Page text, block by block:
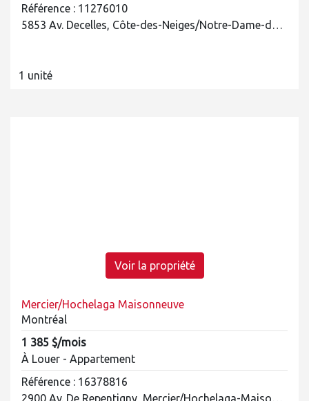
Référence : 11276010
5853 Av. Decelles, Côte-des-Neiges/Notre-Dame-de-Grâce
1 unité
Voir la propriété
Mercier/Hochelaga Maisonneuve
Montréal
1 385 $/mois
À Louer - Appartement
Référence : 16378816
2900 Av. De Repentigny, Mercier/Hochelaga-Maisonneuve